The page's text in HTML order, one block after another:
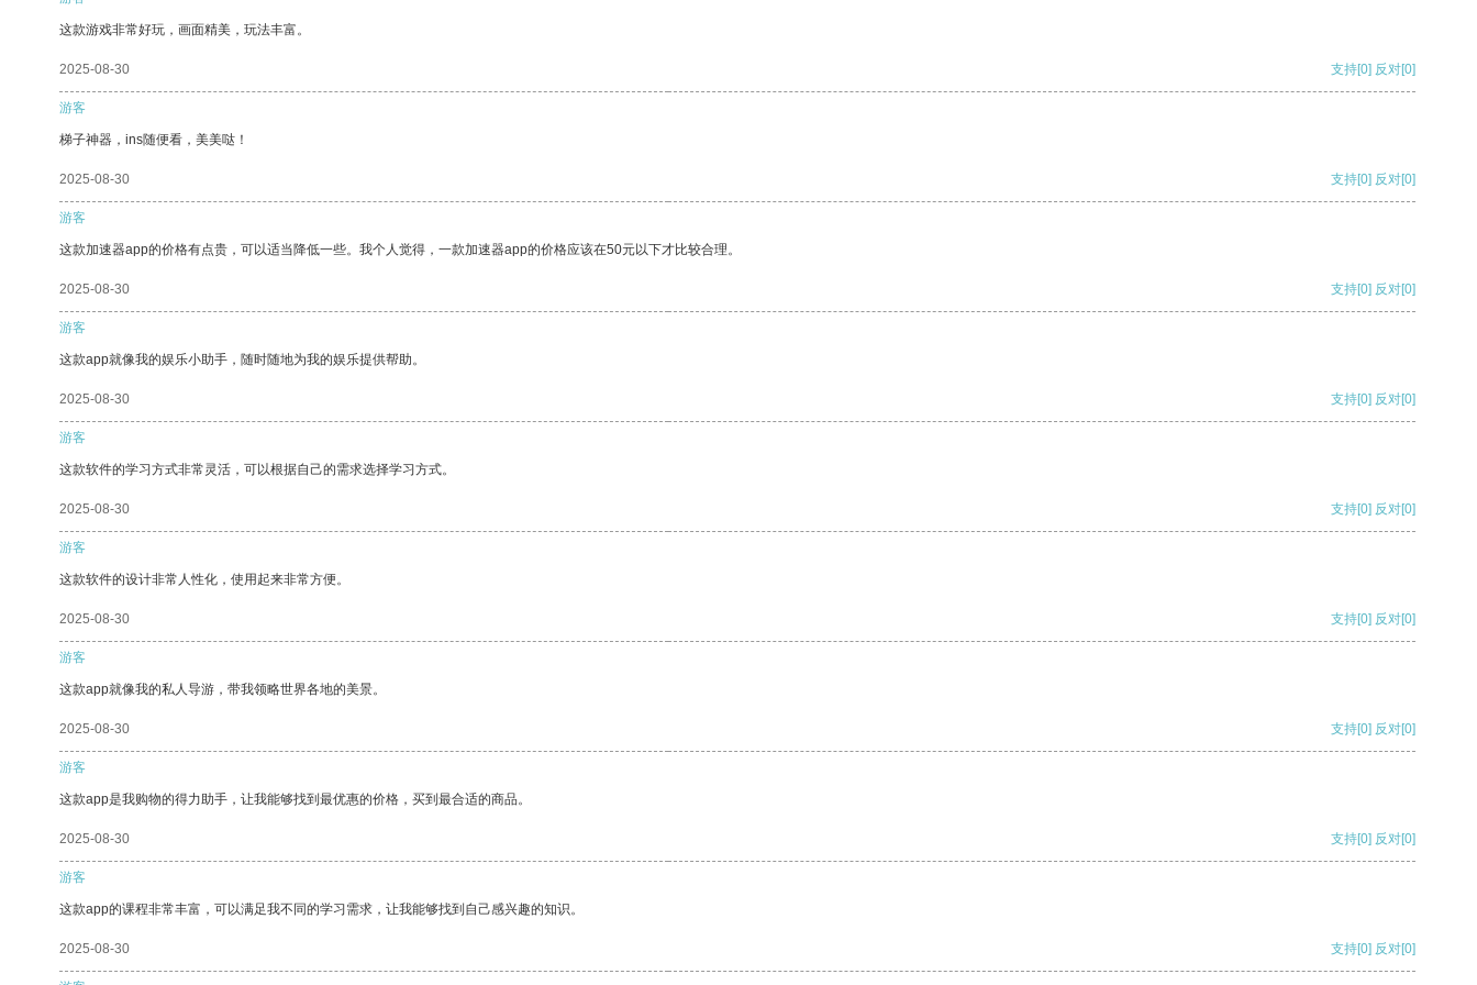
这款游戏非常好玩，画面精美，玩法丰富。
2025-08-30 支持[0] 反对[0]
游客
梯子神器，ins随便看，美美哒！
2025-08-30 支持[0] 反对[0]
游客
这款加速器app的价格有点贵，可以适当降低一些。我个人觉得，一款加速器app的价格应该在50元以下才比较合理。
2025-08-30 支持[0] 反对[0]
游客
这款app就像我的娱乐小助手，随时随地为我的娱乐提供帮助。
2025-08-30 支持[0] 反对[0]
游客
这款软件的学习方式非常灵活，可以根据自己的需求选择学习方式。
2025-08-30 支持[0] 反对[0]
游客
这款软件的设计非常人性化，使用起来非常方便。
2025-08-30 支持[0] 反对[0]
游客
这款app就像我的私人导游，带我领略世界各地的美景。
2025-08-30 支持[0] 反对[0]
游客
这款app是我购物的得力助手，让我能够找到最优惠的价格，买到最合适的商品。
2025-08-30 支持[0] 反对[0]
游客
这款app的课程非常丰富，可以满足我不同的学习需求，让我能够找到自己感兴趣的知识。
2025-08-30 支持[0] 反对[0]